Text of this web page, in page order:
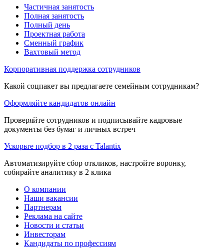
Частичная занятость
Полная занятость
Полный день
Проектная работа
Сменный график
Вахтовый метод
Корпоративная поддержка сотрудников
Какой соцпакет вы предлагаете семейным сотрудникам?
Оформляйте кандидатов онлайн
Проверяйте сотрудников и подписывайте кадровые
документы без бумаг и личных встреч
Ускорьте подбор в 2 раза с Talantix
Автоматизируйте сбор откликов, настройте воронку,
собирайте аналитику в 2 клика
О компании
Наши вакансии
Партнерам
Реклама на сайте
Новости и статьи
Инвесторам
Кандидаты по профессиям